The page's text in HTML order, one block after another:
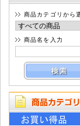
商品カテゴリから
商品名を入力